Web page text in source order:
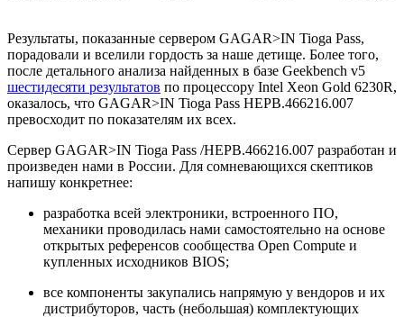
Результаты, показанные сервером GAGAR>IN Tioga Pass,
порадовали и вселили гордость за наше детище. Более того,
после детального анализа найденных в базе Geekbench v5
шестидесяти результатов по процессору Intel Xeon Gold 6230R,
оказалось, что GAGAR>IN Tioga Pass HEPB.466216.007
превосходит по показателям их всех.
Сервер GAGAR>IN Tioga Pass /HEPB.466216.007 разработан и
произведен нами в России. Для сомневающихся скептиков
напишу конкретнее:
разработка всей электроники, встроенного ПО,
механики проводилась нами самостоятельно на основе
открытых референсов сообщества Open Compute и
купленных исходников BIOS;
все компоненты закупались напрямую у вендоров и их
дистрибуторов, часть (небольшая) комплектующих